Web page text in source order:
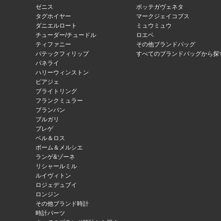
ゼニス
タグホイヤー
ダニエルロート
チューダー/チュードル
ティファニー
パテックフィリップ
パネライ
ハリーウィンストン
ピアジェ
ブライトリング
フランクミュラー
ブランパン
ブルガリ
ブレゲ
ベル＆ロス
ボーム＆メルシエ
ランゲ&ゾーネ
リシャールミル
ルイヴィトン
ロジェデュブイ
ロンジン
その他ブランド時計
時計パーツ
ボッテガヴェネタ
マークジェイコブス
ミュウミュウ
ロエベ
その他ブランドバッグ
すべてのブランドバッグから探